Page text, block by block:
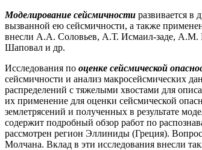
Моделирование сейсмичности развивается в
вызванной ею сейсмичности, а также
внесли А.А. Соловьев, А.Т. Исмаил-заде,
Шаповал и др.
Исследования по оценке сейсмической
сейсмичности и анализ макросейсмических
распределений с тяжелыми хвостами для
их применение для оценки сейсмической
землетрясений и полученных в результате
содержит подробный обзор работ по
рассмотрен регион Эллиниды (Греция).
Молчана. Вклад в эти исследования внесли